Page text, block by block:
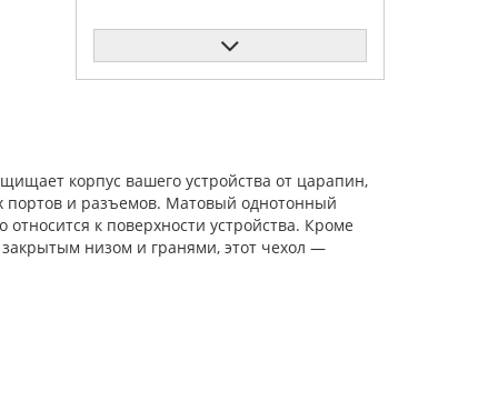
Чехол-книжка PU для
Samsung Galaxy A6
2018 черная с
магнитом
бантики
Силиконовый чехол
Soft для Samsung
Galaxy A6 2018 летняя
корпус вашего устройства от царапин,
портов и разъемов. Матовый однотонный
к поверхности устройства. Кроме
низом и гранями, этот чехол —